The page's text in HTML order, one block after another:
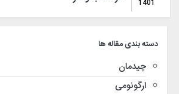
1401
دسته بندی مقاله ها
چیدمان
ارگونومی